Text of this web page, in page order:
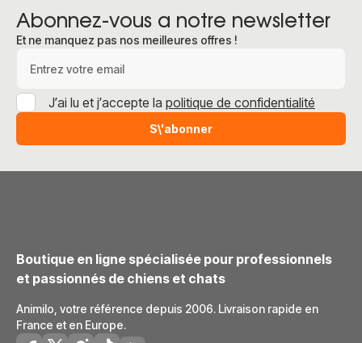
Abonnez-vous a notre newsletter
Et ne manquez pas nos meilleures offres !
S\'abonner
J’ai lu et j’accepte la politique de confidentialité
Boutique en ligne spécialisée pour professionnels
et passionnés de chiens et chats
Animilo, votre référence depuis 2006. Livraison rapide en
France et en Europe.